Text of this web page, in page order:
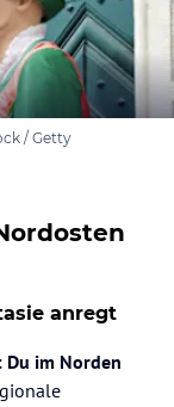
/ Getty
anregt
im Norden